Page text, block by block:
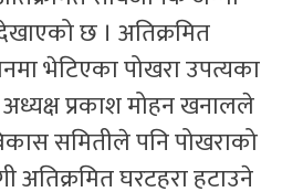
छ । अतिक्रमित
भेटिएका पोखरा उपत्यका
प्रकाश मोहन खनालले
समितीले पनि पोखराको
अतिक्रमित घरटहरा हटाउने